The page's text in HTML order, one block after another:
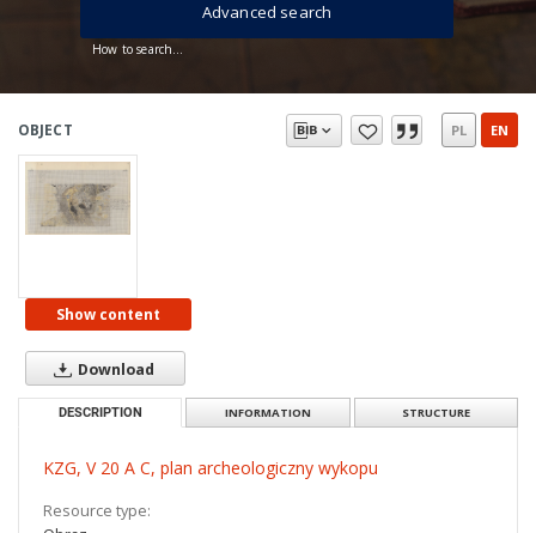
How to search...
Advanced search
OBJECT PL EN
Show content
Download
DESCRIPTION INFORMATION STRUCTURE
KZG, V 20 A C, plan archeologiczny wykopu
Resource type: